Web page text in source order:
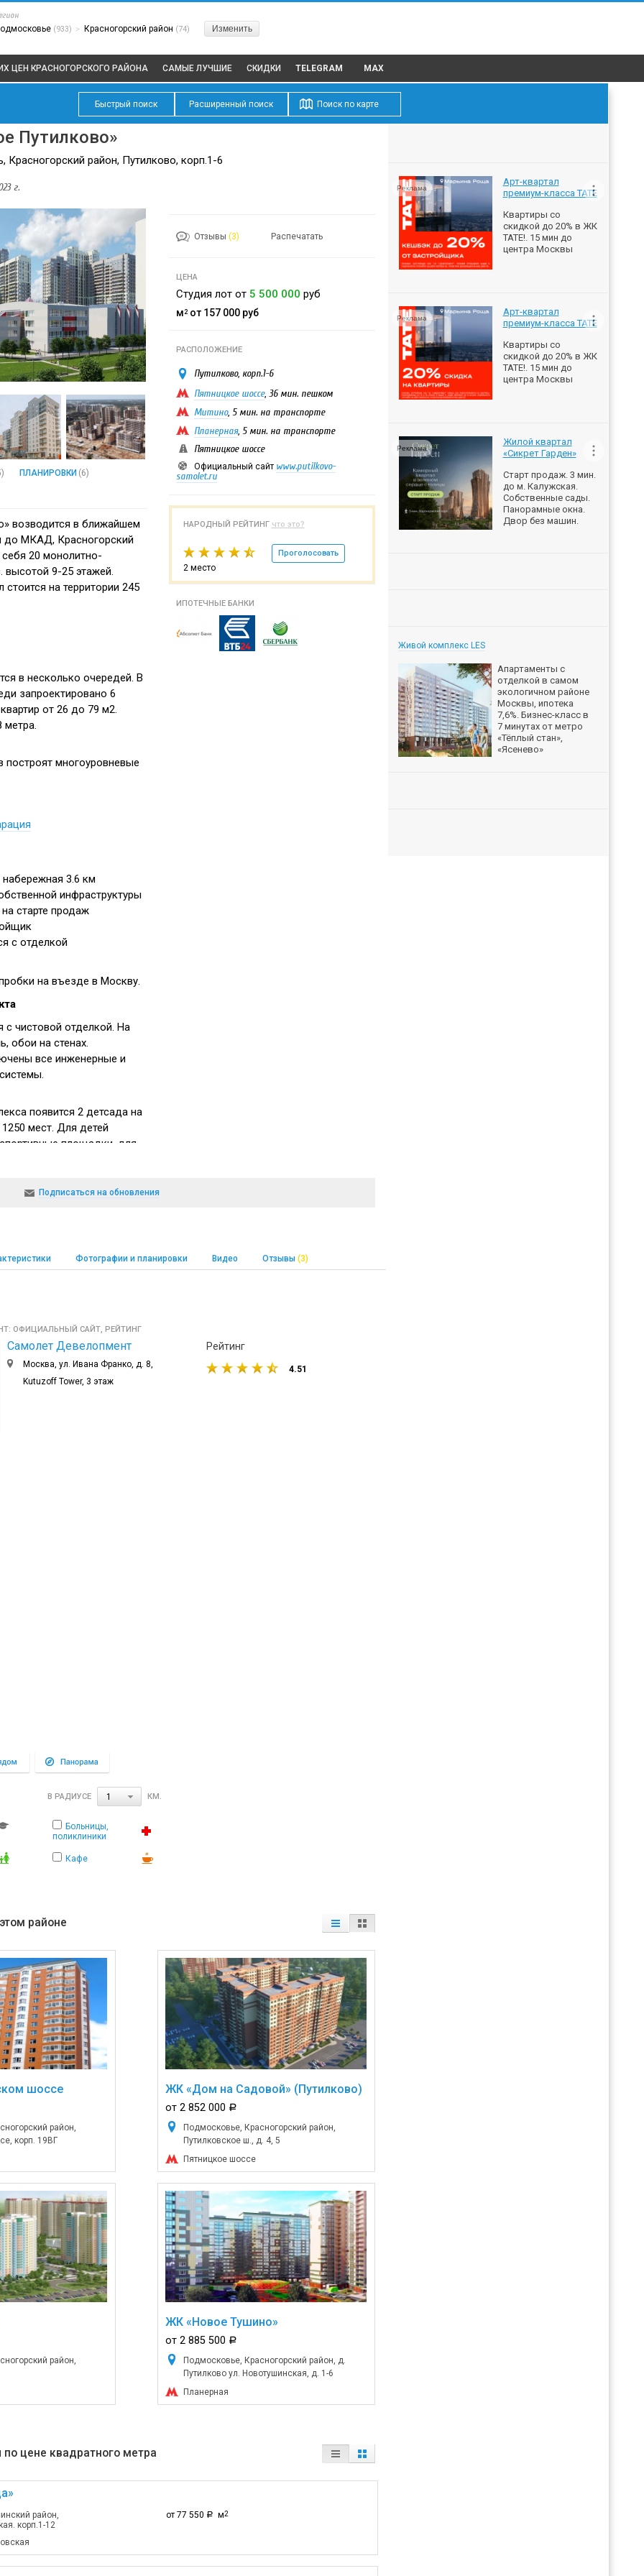
(933) > Красногорский район (74) Изменить
ЦЕН КРАСНОГОРСКОГО РАЙОНА САМЫЕ ЛУЧШИЕ СКИДКИ TELEGRAM MAX
Быстрый поиск Расширенный поиск Поиск по карте
Путилково»
Красногорский район, Путилково, корп.1-6
г.
Отзывы (3) Распечатать
ПЛАНИРОВКИ (6)
возводится в ближайшем
до МКАД, Красногорский
20 монолитно-
высотой 9-25 этажей.
на территории 245
в несколько очередей. В
запроектировано 6
от 26 до 79 м2.
метра.
построят многоуровневые
набережная 3.6 км
инфраструктуры
старте продаж
с отделкой
на въезде в Москву.
чистовой отделкой. На
обои на стенах.
все инженерные и
появится 2 детсада на
мест. Для детей
площадки, для
зоны отдыха.
лесопарками. В
Окей и Вэйпарк.
3 минуты езды на
ЦЕНА
Студия лот от 5 500 000 руб
м 2 от 157 000 руб
РАСПОЛОЖЕНИЕ
Путилково, корп.1-6
Пятницкое шоссе, 36 мин. пешком
Митино, 5 мин. на транспорте
Планерная, 5 мин. на транспорте
Пятницкое шоссе
Официальный сайт www.putilkovo-
samolet.ru
НАРОДНЫЙ РЕЙТИНГ что это?
Проголосовать
2 место
ИПОТЕЧНЫЕ БАНКИ
Подписаться на обновления
Фотографии и планировки Видео Отзывы (3)
ОФИЦИАЛЬНЫЙ САЙТ, РЕЙТИНГ
Самолет Девелопмент
Москва, ул. Ивана Франко, д. 8,
Kutuzoff Tower, 3 этаж
Рейтинг
4.51
В РАДИУСЕ 1 КМ.
Больницы,
поликлиники
Кафе
районе
шоссе
район,
корп. 19ВГ
ЖК «Дом на Садовой» (Путилково)
от 2 852 000 a
Подмосковье, Красногорский район,
Путилковское ш., д. 4, 5
Пятницкое шоссе
район,
ЖК «Новое Тушино»
от 2 885 500 a
Подмосковье, Красногорский район, д.
Путилково ул. Новотушинская, д. 1-6
Планерная
цене квадратного метра
от 77 550 a м2
район,
корп.1-12
Арт-квартал
премиум-класса ТАТЕ
Квартиры со
скидкой до 20% в ЖК
ТАТЕ!. 15 мин до
центра Москвы
Реклама
Арт-квартал
премиум-класса ТАТЕ
Квартиры со
скидкой до 20% в ЖК
ТАТЕ!. 15 мин до
центра Москвы
Реклама
Жилой квартал
«Сикрет Гарден»
Старт продаж. 3 мин.
до м. Калужская.
Собственные сады.
Панорамные окна.
Двор без машин.
Реклама
Живой комплекс LES
Апартаменты с
отделкой в самом
экологичном районе
Москвы, ипотека
7,6%. Бизнес-класс в
7 минутах от метро
«Тёплый стан»,
«Ясенево»